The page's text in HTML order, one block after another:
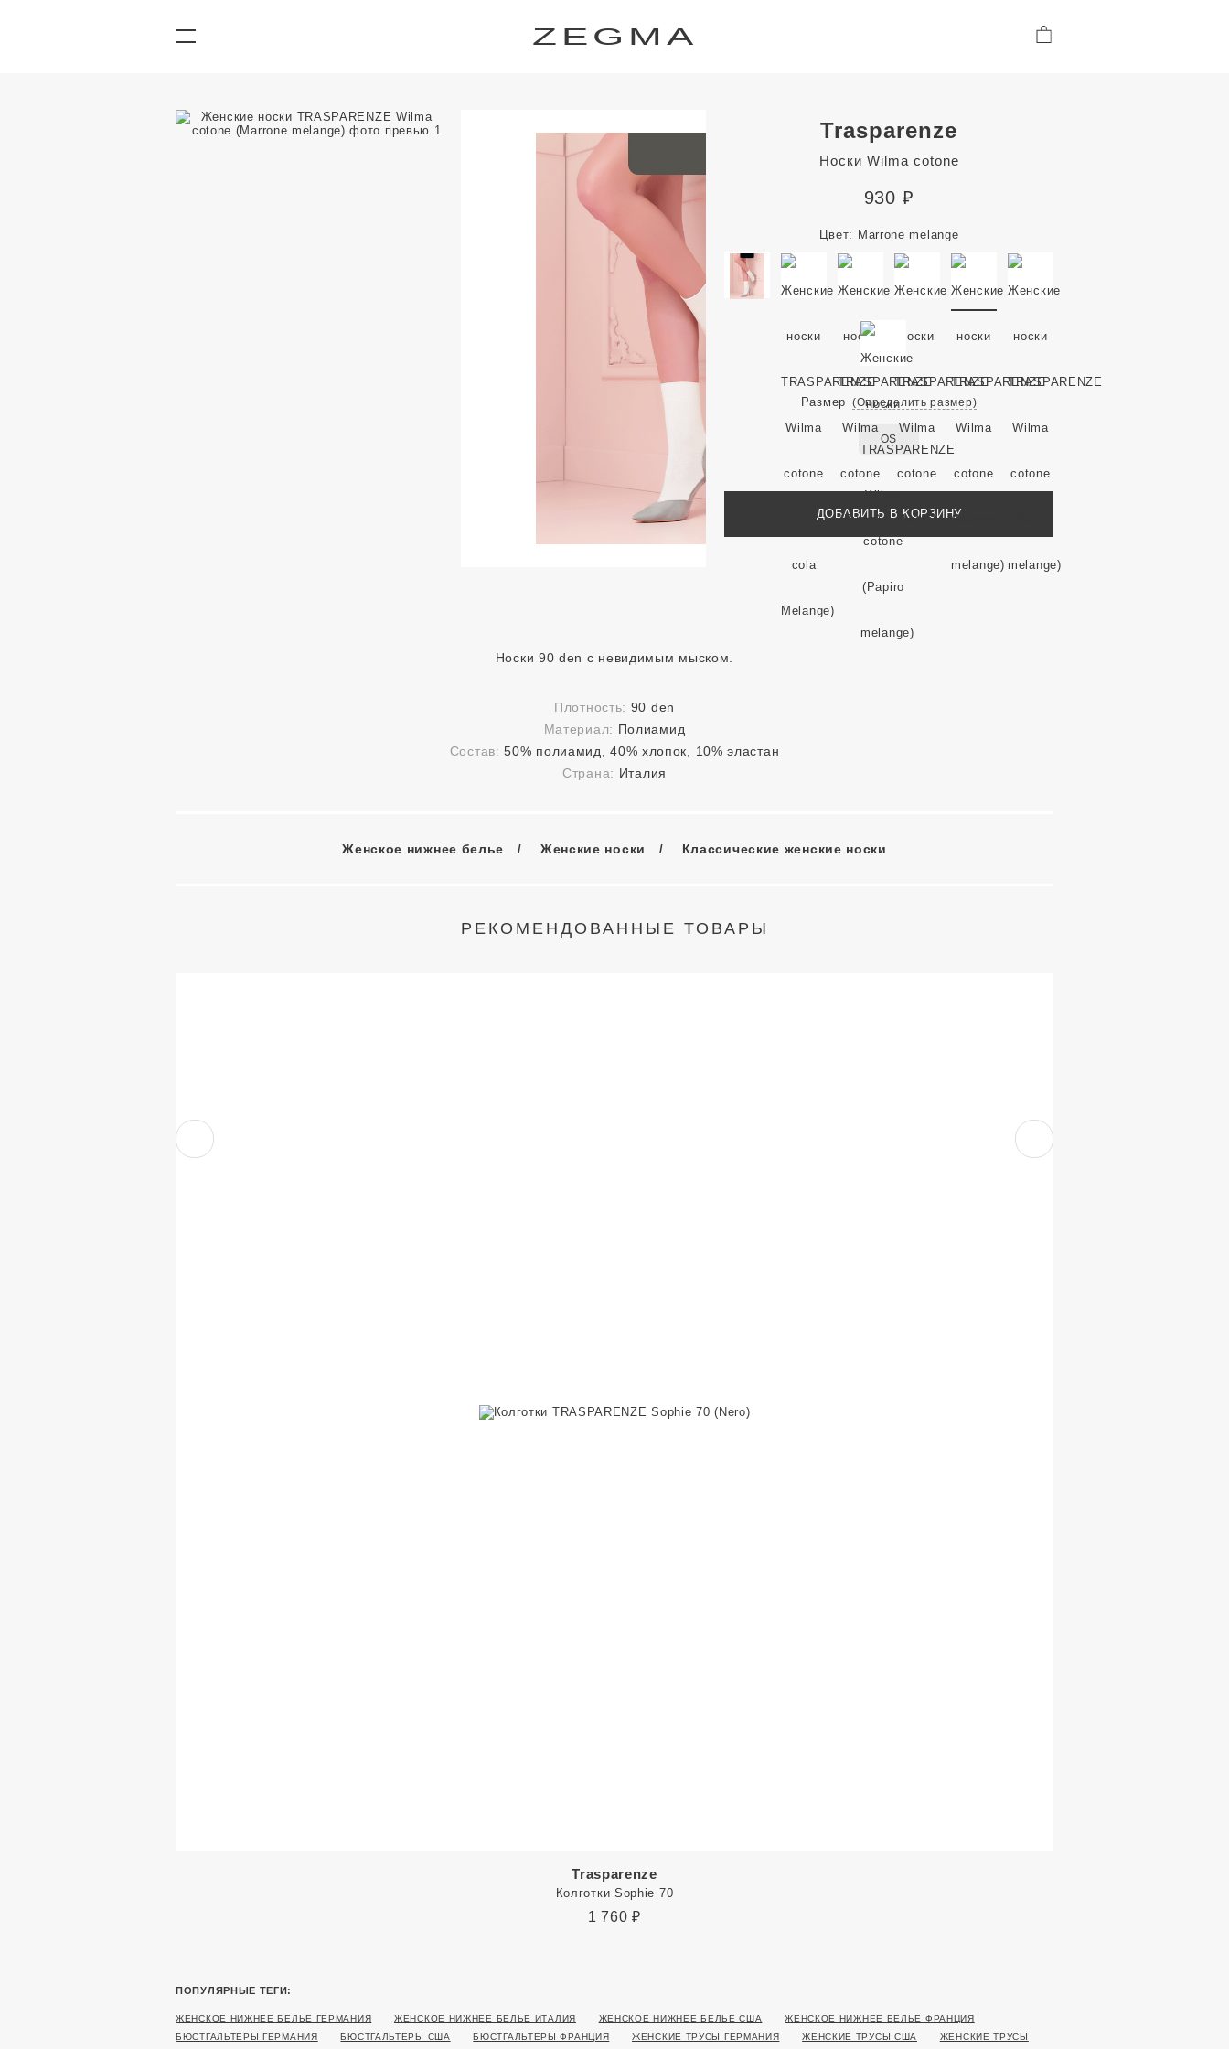
ZEGMA
Trasparenze
Носки Wilma cotone
930 ₽
Цвет: Marrone melange
Размер (Определить размер)
OS
ДОБАВИТЬ В КОРЗИНУ
Носки 90 den с невидимым мыском.
Плотность: 90 den
Материал: Полиамид
Состав:50% полиамид, 40% хлопок, 10% эластан
Страна: Италия
Женское нижнее белье Женские носки Классические женские носки
РЕКОМЕНДОВАННЫЕ ТОВАРЫ
Trasparenze
Колготки Sophie 70
1 760 ₽
ПОПУЛЯРНЫЕ ТЕГИ:
ЖЕНСКОЕ НИЖНЕЕ БЕЛЬЕ ГЕРМАНИЯ ЖЕНСКОЕ НИЖНЕЕ БЕЛЬЕ ИТАЛИЯ ЖЕНСКОЕ НИЖНЕЕ БЕЛЬЕ США
ЖЕНСКОЕ НИЖНЕЕ БЕЛЬЕ ФРАНЦИЯ
БЮСТГАЛЬТЕРЫ ГЕРМАНИЯ
БЮСТГАЛЬТЕРЫ США БЮСТГАЛЬТЕРЫ ФРАНЦИЯ ЖЕНСКИЕ ТРУСЫ ГЕРМАНИЯ ЖЕНСКИЕ ТРУСЫ США ЖЕНСКИЕ ТРУСЫ